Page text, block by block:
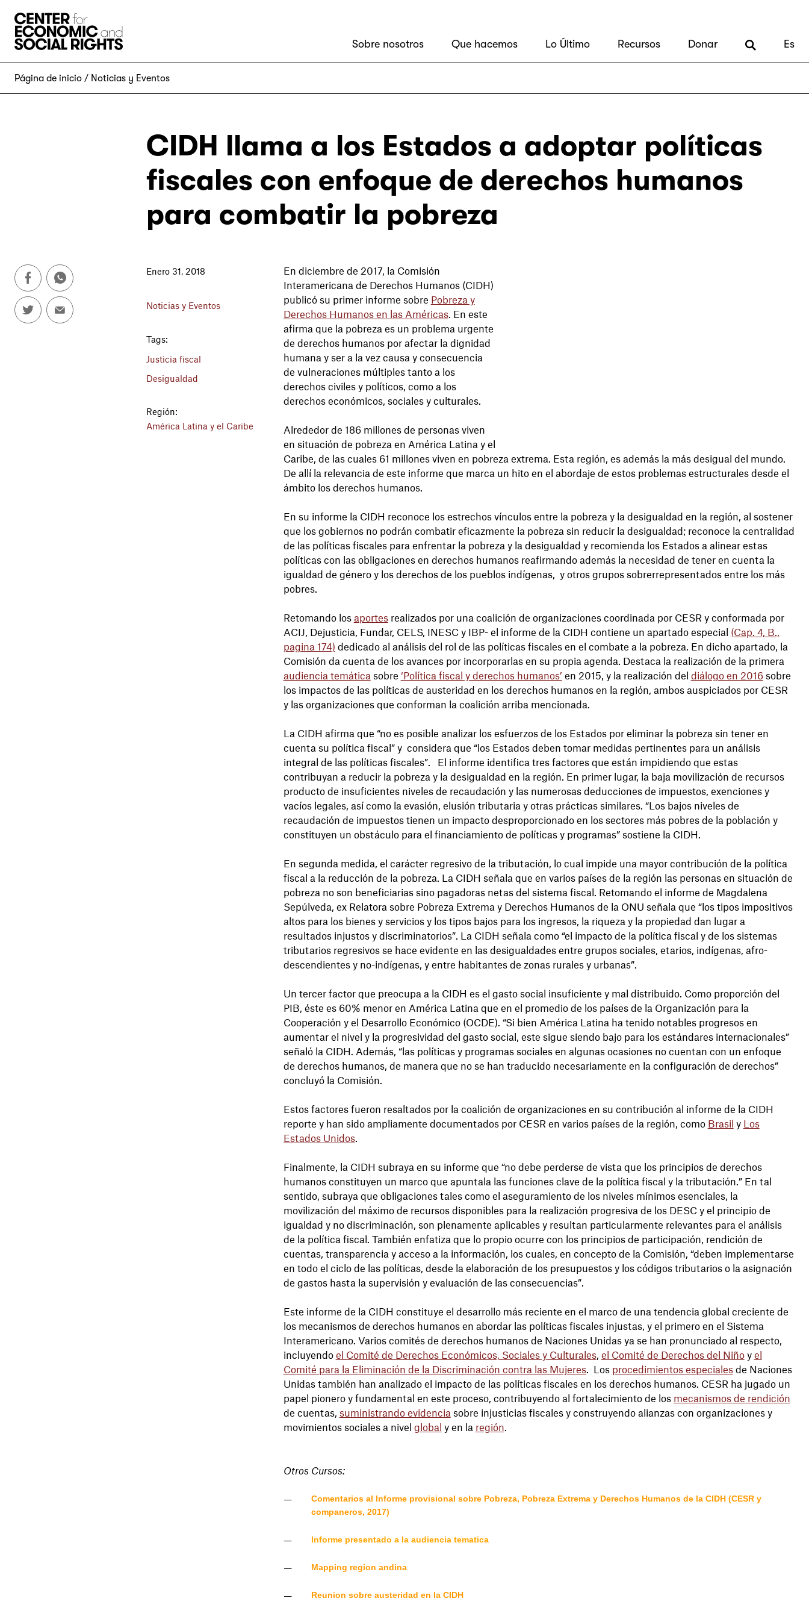
Sobre nosotros Que hacemos Lo Último Recursos Donar Es
Página de inicio Noticias y Eventos
CIDH llama a los Estados a adoptar políticas
fiscales con enfoque de derechos humanos
para combatir la pobreza
Enero 31, 2018
Noticias y Eventos
Tags:
Justicia fiscal
Desigualdad
Región:
América Latina y el Caribe
En diciembre de 2017, la Comisión
Interamericana de Derechos Humanos (CIDH)
publicó su primer informe sobre Pobreza y
Derechos Humanos en las Américas. En este
afirma que la pobreza es un problema urgente
de derechos humanos por afectar la dignidad
humana y ser a la vez causa y consecuencia
de vulneraciones múltiples tanto a los
derechos civiles y políticos, como a los
derechos económicos, sociales y culturales.
Alrededor de 186 millones de personas viven
en situación de pobreza en América Latina y el
Caribe, de las cuales 61 millones viven en pobreza extrema. Esta región, es además la más desigual del mundo.
De allí la relevancia de este informe que marca un hito en el abordaje de estos problemas estructurales desde el
ámbito los derechos humanos.
En su informe la CIDH reconoce los estrechos vínculos entre la pobreza y la desigualdad en la región, al sostener
que los gobiernos no podrán combatir eficazmente la pobreza sin reducir la desigualdad; reconoce la centralidad
de las políticas fiscales para enfrentar la pobreza y la desigualdad y recomienda los Estados a alinear estas
políticas con las obligaciones en derechos humanos reafirmando además la necesidad de tener en cuenta la
igualdad de género y los derechos de los pueblos indígenas, y otros grupos sobrerrepresentados entre los más
pobres.
Retomando los aportesrealizados por una coalición de organizaciones coordinada por CESR y conformada por
ACIJ, Dejusticia, Fundar, CELS, INESC y IBP- el informe de la CIDH contiene un apartado especial (Cap. 4, B.,
pagina 174) dedicado al análisis del rol de las políticas fiscales en el combate a la pobreza. En dicho apartado, la
Comisión da cuenta de los avances por incorporarlas en su propia agenda. Destaca la realización de la primera
audiencia temática sobre ‘Política fiscal y derechos humanos’ en 2015, y la realización del diálogo en 2016sobre
los impactos de las políticas de austeridad en los derechos humanos en la región, ambos auspiciados por CESR
y las organizaciones que conforman la coalición arriba mencionada.
La CIDH afirma que “no es posible analizar los esfuerzos de los Estados por eliminar la pobreza sin tener en
cuenta su política fiscal” y considera que “los Estados deben tomar medidas pertinentes para un análisis
integral de las políticas fiscales”. El informe identifica tres factores que están impidiendo que estas
contribuyan a reducir la pobreza y la desigualdad en la región. En primer lugar, la baja movilización de recursos
producto de insuficientes niveles de recaudación y las numerosas deducciones de impuestos, exenciones y
vacíos legales, así como la evasión, elusión tributaria y otras prácticas similares. “Los bajos niveles de
recaudación de impuestos tienen un impacto desproporcionado en los sectores más pobres de la población y
constituyen un obstáculo para el financiamiento de políticas y programas” sostiene la CIDH.
En segunda medida, el carácter regresivo de la tributación, lo cual impide una mayor contribución de la política
fiscal a la reducción de la pobreza. La CIDH señala que en varios países de la región las personas en situación de
pobreza no son beneficiarias sino pagadoras netas del sistema fiscal. Retomando el informe de Magdalena
Sepúlveda, ex Relatora sobre Pobreza Extrema y Derechos Humanos de la ONU señala que “los tipos impositivos
altos para los bienes y servicios y los tipos bajos para los ingresos, la riqueza y la propiedad dan lugar a
resultados injustos y discriminatorios”. La CIDH señala como “el impacto de la política fiscal y de los sistemas
tributarios regresivos se hace evidente en las desigualdades entre grupos sociales, etarios, indígenas, afro-
descendientes y no-indígenas, y entre habitantes de zonas rurales y urbanas”.
Un tercer factor que preocupa a la CIDH es el gasto social insuficiente y mal distribuido. Como proporción del
PIB, éste es 60% menor en América Latina que en el promedio de los países de la Organización para la
Cooperación y el Desarrollo Económico (OCDE). “Si bien América Latina ha tenido notables progresos en
aumentar el nivel y la progresividad del gasto social, este sigue siendo bajo para los estándares internacionales”
señaló la CIDH. Además, “las políticas y programas sociales en algunas ocasiones no cuentan con un enfoque
de derechos humanos, de manera que no se han traducido necesariamente en la configuración de derechos”
concluyó la Comisión.
Estos factores fueron resaltados por la coalición de organizaciones en su contribución al informe de la CIDH
reporte y han sido ampliamente documentados por CESR en varios países de la región, como Brasil y Los
Estados Unidos.
Finalmente, la CIDH subraya en su informe que “no debe perderse de vista que los principios de derechos
humanos constituyen un marco que apuntala las funciones clave de la política fiscal y la tributación.” En tal
sentido, subraya que obligaciones tales como el aseguramiento de los niveles mínimos esenciales, la
movilización del máximo de recursos disponibles para la realización progresiva de los DESC y el principio de
igualdad y no discriminación, son plenamente aplicables y resultan particularmente relevantes para el análisis
de la política fiscal. También enfatiza que lo propio ocurre con los principios de participación, rendición de
cuentas, transparencia y acceso a la información, los cuales, en concepto de la Comisión, “deben implementarse
en todo el ciclo de las políticas, desde la elaboración de los presupuestos y los códigos tributarios o la asignación
de gastos hasta la supervisión y evaluación de las consecuencias”.
Este informe de la CIDH constituye el desarrollo más reciente en el marco de una tendencia global creciente de
los mecanismos de derechos humanos en abordar las políticas fiscales injustas, y el primero en el Sistema
Interamericano. Varios comités de derechos humanos de Naciones Unidas ya se han pronunciado al respecto,
incluyendo el Comité de Derechos Económicos, Sociales y Culturales, el Comité de Derechos del Niñoy el
Comité para la Eliminación de la Discriminación contra las Mujeres. Los procedimientos especialesde Naciones
Unidas también han analizado el impacto de las políticas fiscales en los derechos humanos. CESR ha jugado un
papel pionero y fundamental en este proceso, contribuyendo al fortalecimiento de los mecanismos de rendición
de cuentas, suministrando evidencia sobre injusticias fiscales y construyendo alianzas con organizaciones y
movimientos sociales a nivel global y en la región
Otros Cursos:
Comentarios al Informe provisional sobre Pobreza, Pobreza Extrema y Derechos Humanos de la CIDH (CESR y
companeros, 2017)
Informe presentado a la audiencia tematica
Mapping region andina
Reunion sobre austeridad en la CIDH